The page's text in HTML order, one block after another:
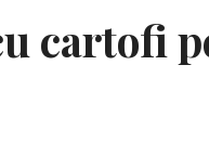
cartofi